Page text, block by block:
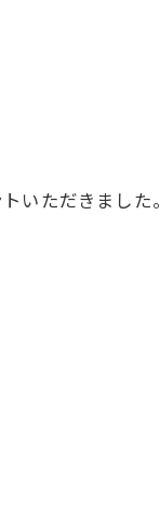
いただきました。